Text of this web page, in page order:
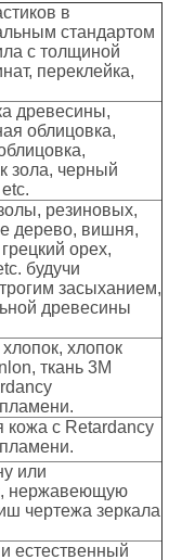
в
стандартом
с толщиной
переклейка,
древесины,
облицовка,
зола, черный
резиновых,
дерево, вишня,
орех,
будучи
засыханием,
древесины
хлопок
ткань 3M
кожа с Retardancy
или
нержавеющую
чертежа зеркала
естественный